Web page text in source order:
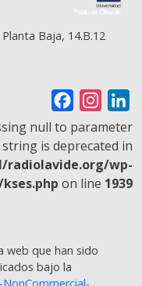
Baja, 14.B.12
a
c
e
b
k
n
s
t
a
i
n
k
e
null to parameter
is deprecated in
wp-
on line 1939
web que han sido
bajo la